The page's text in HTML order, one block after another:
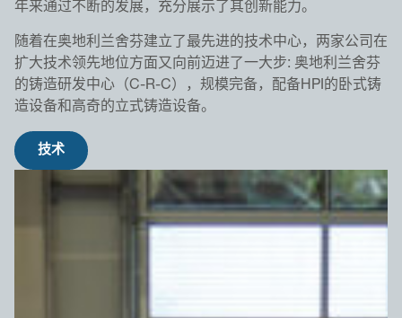
年来通过不断的发展，充分展示了其创新能力。
随着在奥地利兰舍芬建立了最先进的技术中心，两家公司在
扩大技术领先地位方面又向前迈进了一大步: 奥地利兰舍芬
的铸造研发中心（C-R-C），规模完备，配备HPI的卧式铸
造设备和高奇的立式铸造设备。
技术